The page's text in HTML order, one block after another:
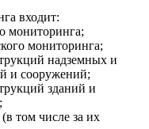
входит:
мониторинга;
мониторинга;
надземных и
и сооружений;
зданий и
том числе за их